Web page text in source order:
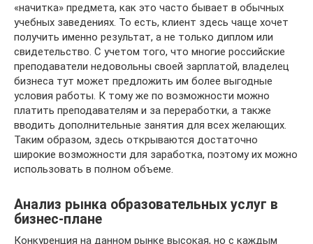
«начитка» предмета, как это часто бывает в обычных
учебных заведениях. То есть, клиент здесь чаще хочет
получить именно результат, а не только диплом или
свидетельство. С учетом того, что многие российские
преподаватели недовольны своей зарплатой, владелец
бизнеса тут может предложить им более выгодные
условия работы. К тому же по возможности можно
платить преподавателям и за переработки, а также
вводить дополнительные занятия для всех желающих.
Таким образом, здесь открываются достаточно
широкие возможности для заработка, поэтому их можно
использовать в полном объеме.
Анализ рынка образовательных услуг в
бизнес-плане
Конкуренция на данном рынке высокая, но с каждым